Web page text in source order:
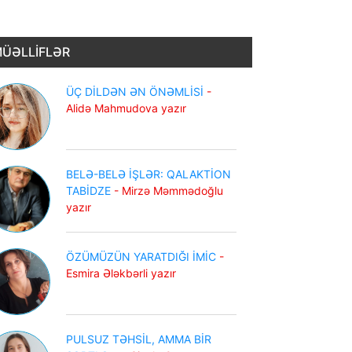
ÜÇ DİLDƏN ƏN ÖNƏMLİSİ -
Alidə Mahmudova yazır
BELƏ-BELƏ İŞLƏR: QALAKTİON
TABİDZE - Mirzə Məmmədoğlu
yazır
ÖZÜMÜZÜN YARATDIĞI İMİC -
Esmira Ələkbərli yazır
PULSUZ TƏHSİL, AMMA BİR